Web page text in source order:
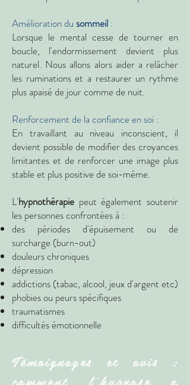
Amélioration du sommeil :
Lorsque le mental cesse de tourner en
boucle, l'endormissement devient plus
naturel. Nous allons alors aider a relâcher
les ruminations et a restaurer un rythme
plus apaisé de jour comme de nuit.
Renforcement de la confiance en soi :
En travaillant au niveau inconscient, il
devient possible de modifier des croyances
limitantes et de renforcer une image plus
stable et plus positive de soi-même.
L'hypnothérapie peut également soutenir
les personnes confrontées à :
des périodes d'épuisement ou de
surcharge (burn-out)
douleurs chroniques
dépression
addictions (tabac, alcool, jeux d'argent etc)
phobies ou peurs spécifiques
traumatismes
difficultés émotionnelle
Témoignages et avis :